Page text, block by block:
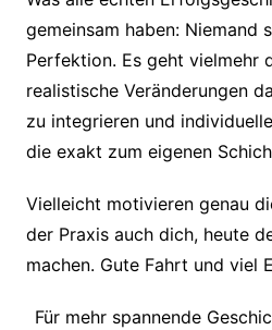
gemeinsam haben: Niemand
Perfektion. Es geht vielmehr
realistische Veränderungen
zu integrieren und
die exakt zum eigenen
Vielleicht motivieren genau
der Praxis auch dich, heute
machen. Gute Fahrt und viel
Für mehr spannende